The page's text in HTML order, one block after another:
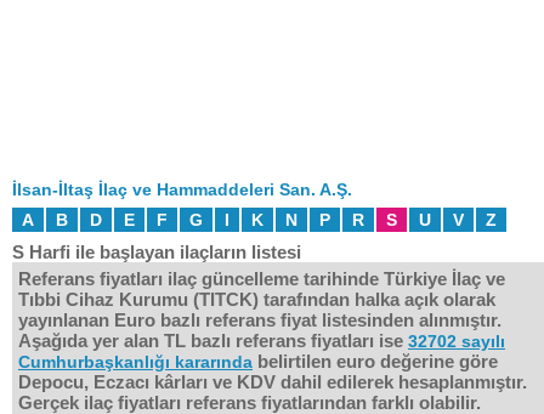
İlsan-İltaş İlaç ve Hammaddeleri San. A.Ş.
A
B D E F G I K N P R S U V Z
S Harfi ile başlayan ilaçların listesi
Referans fiyatları ilaç güncelleme tarihinde Türkiye İlaç ve
Tıbbi Cihaz Kurumu (TITCK) tarafından halka açık olarak
yayınlanan Euro bazlı referans fiyat listesinden alınmıştır.
Aşağıda yer alan TL bazlı referans fiyatları ise 32702 sayılı
Cumhurbaşkanlığı kararında belirtilen euro değerine göre
Depocu, Eczacı kârları ve KDV dahil edilerek hesaplanmıştır.
Gerçek ilaç fiyatları referans fiyatlarından farklı olabilir.